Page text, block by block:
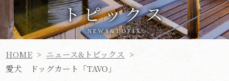
トピックス
NEWS&TOPIX
HOME > ニュース&トピックス >
愛犬 ドッグカート「TAVO」